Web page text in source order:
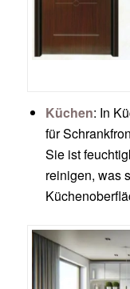
Küchen: In
für
Sie ist
reinigen, was